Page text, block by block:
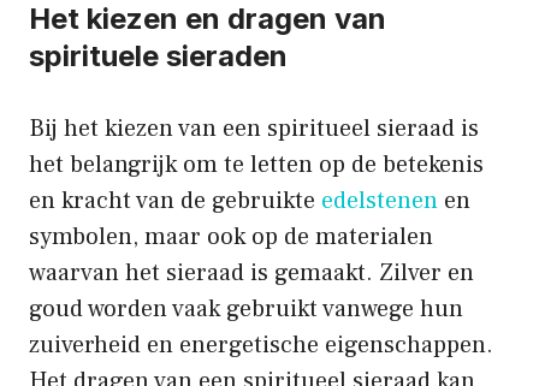
Het kiezen en dragen van
spirituele sieraden
Bij het kiezen van een spiritueel sieraad is
het belangrijk om te letten op de betekenis
en kracht van de gebruikte edelstenen en
symbolen, maar ook op de materialen
waarvan het sieraad is gemaakt. Zilver en
goud worden vaak gebruikt vanwege hun
zuiverheid en energetische eigenschappen.